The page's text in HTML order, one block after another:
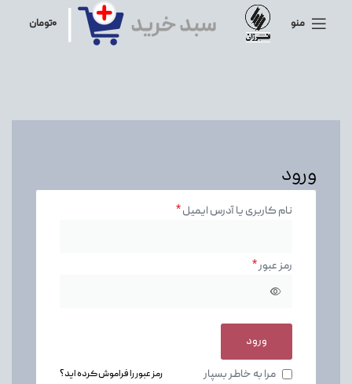
منو ۰تومان
ورود
نام کاربری یا آدرس ایمیل*
رمز عبور*
ورود
رمز عبور را فراموش کرده اید؟ مرا به خاطر بسپار